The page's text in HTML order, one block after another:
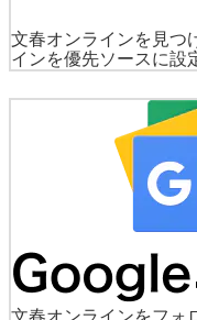
文春オンラインを見つ
インを優先ソースに設
文春オンラインをフォ